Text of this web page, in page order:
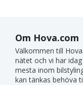
Om Hova.com
Välkommen till
nätet och vi har
mesta inom
kan tänkas behöva